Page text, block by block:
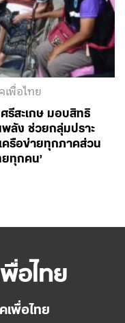
พื่อไทย
รีสะเกษ มอบสิทธิ
ลัง ช่วยกลุ่มปราะ
รือข่ายทุกภาคส่วน
ทุกคน’
พื่อไทย